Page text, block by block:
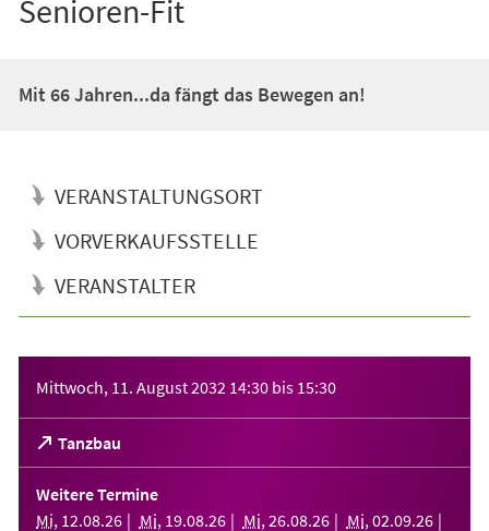
Senioren-Fit
Mit 66 Jahren...da fängt das Bewegen an!
VERANSTALTUNGSORT
VORVERKAUFSSTELLE
VERANSTALTER
Mittwoch, 11. August 2032 14:30 bis 15:30
Tanzbau
(Öffnet
in
einem
neuen
Weitere Termine
Mi, 12.08.26 Mi, 19.08.26 Mi, 26.08.26 Mi, 02.09.26